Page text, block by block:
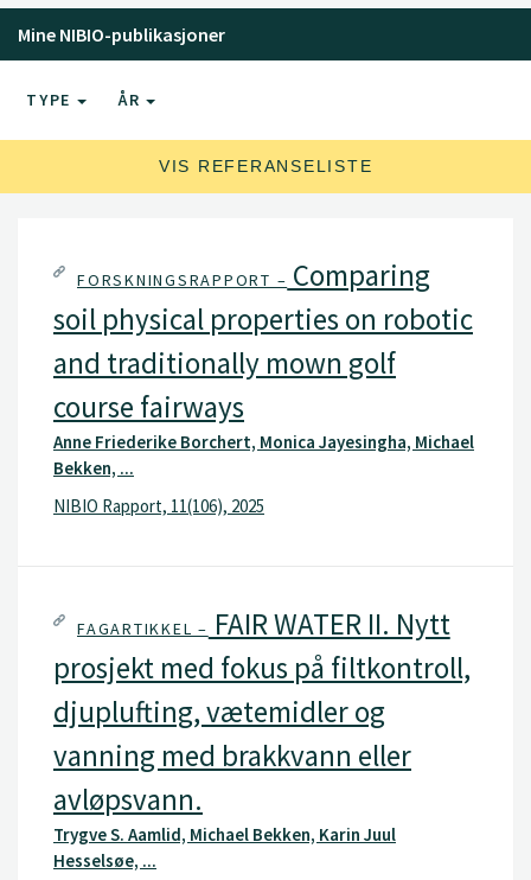
Mine NIBIO-publikasjoner
TYPE ÅR
VIS REFERANSELISTE
FORSKNINGSRAPPORT – Comparing
soil physical properties on robotic
and traditionally mown golf
course fairways
Anne Friederike Borchert, Monica Jayesingha, Michael
Bekken, ...
NIBIO Rapport, 11(106), 2025
FAGARTIKKEL – FAIR WATER II. Nytt
prosjekt med fokus på filtkontroll,
djuplufting, vætemidler og
vanning med brakkvann eller
avløpsvann.
Trygve S. Aamlid, Michael Bekken, Karin Juul
Hesselsøe, ...